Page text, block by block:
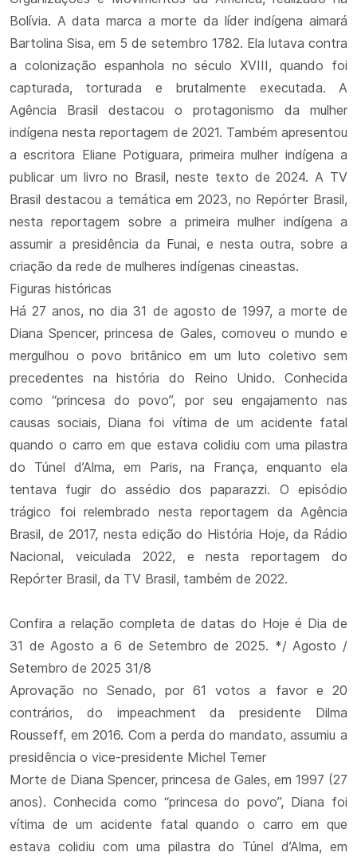
Bolívia. A data marca a morte da líder indígena aimará
Bartolina Sisa, em 5 de setembro 1782. Ela lutava contra
a colonização espanhola no século XVIII, quando foi
capturada, torturada e brutalmente executada. A
Agência Brasil destacou o protagonismo da mulher
indígena nesta reportagem de 2021. Também apresentou
a escritora Eliane Potiguara, primeira mulher indígena a
publicar um livro no Brasil, neste texto de 2024. A TV
Brasil destacou a temática em 2023, no Repórter Brasil,
nesta reportagem sobre a primeira mulher indígena a
assumir a presidência da Funai, e nesta outra, sobre a
criação da rede de mulheres indígenas cineastas.
Figuras históricas
Há 27 anos, no dia 31 de agosto de 1997, a morte de
Diana Spencer, princesa de Gales, comoveu o mundo e
mergulhou o povo britânico em um luto coletivo sem
precedentes na história do Reino Unido. Conhecida
como “princesa do povo”, por seu engajamento nas
causas sociais, Diana foi vítima de um acidente fatal
quando o carro em que estava colidiu com uma pilastra
do Túnel d’Alma, em Paris, na França, enquanto ela
tentava fugir do assédio dos paparazzi. O episódio
trágico foi relembrado nesta reportagem da Agência
Brasil, de 2017, nesta edição do História Hoje, da Rádio
Nacional, veiculada 2022, e nesta reportagem do
Repórter Brasil, da TV Brasil, também de 2022.
Confira a relação completa de datas do Hoje é Dia de
31 de Agosto a 6 de Setembro de 2025. */ Agosto /
Setembro de 2025 31/8
Aprovação no Senado, por 61 votos a favor e 20
contrários, do impeachment da presidente Dilma
Rousseff, em 2016. Com a perda do mandato, assumiu a
presidência o vice-presidente Michel Temer
Morte de Diana Spencer, princesa de Gales, em 1997 (27
anos). Conhecida como “princesa do povo”, Diana foi
vítima de um acidente fatal quando o carro em que
estava colidiu com uma pilastra do Túnel d’Alma, em